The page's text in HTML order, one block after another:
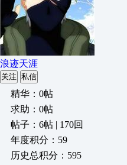
浪迹天涯
关注 私信
精华：0帖
求助：0帖
帖子：6帖 | 170回
年度积分：59
历史总积分：595